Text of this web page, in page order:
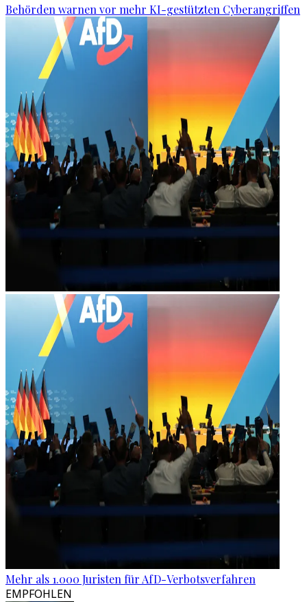
Behörden warnen vor mehr KI-gestützten Cyberangriffen
Mehr als 1.000 Juristen für AfD-Verbotsverfahren
EMPFOHLEN